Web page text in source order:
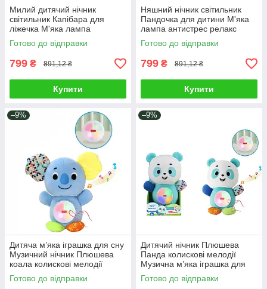
Милий дитячий нічник
світильник Капібара для
ліжечка М'яка лампа
антистрес Іграшка тягучка 3
режими Type-C
Готово до відправки
799 ₴ 891,12 ₴
Купити
Няшний нічник світильник
Пандочка для дитини М'яка
лампа антистрес релакс
іграшка 3 режими світла USB
Type-C
Готово до відправки
799 ₴ 891,12 ₴
Купити
–9%
Дитяча м’яка іграшка для сну
Музичний нічник Плюшева
коала колискові мелодії
знімний блок підсвітка
Готово до відправки
–9%
Дитячий нічник Плюшева
Панда колискові мелодії
Музична м’яка іграшка для
сну знімний блок
підсвічування
Готово до відправки